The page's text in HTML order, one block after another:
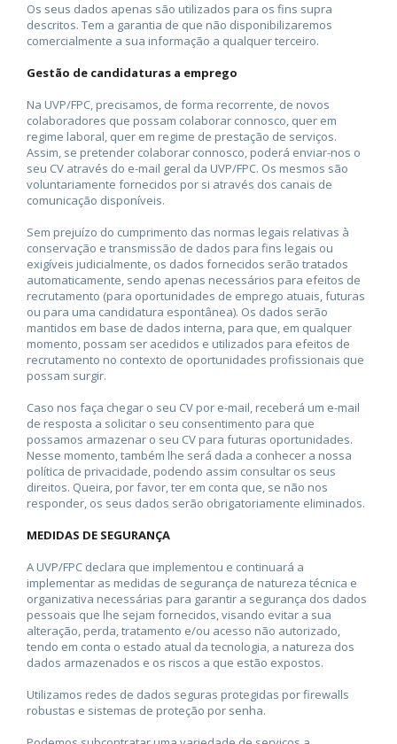
Os seus dados apenas são utilizados para os fins supra
descritos. Tem a garantia de que não disponibilizaremos
comercialmente a sua informação a qualquer terceiro.
Gestão de candidaturas a emprego
Na UVP/FPC, precisamos, de forma recorrente, de novos
colaboradores que possam colaborar connosco, quer em
regime laboral, quer em regime de prestação de serviços.
Assim, se pretender colaborar connosco, poderá enviar-nos o
seu CV através do e-mail geral da UVP/FPC. Os mesmos são
voluntariamente fornecidos por si através dos canais de
comunicação disponíveis.
Sem prejuízo do cumprimento das normas legais relativas à
conservação e transmissão de dados para fins legais ou
exigíveis judicialmente, os dados fornecidos serão tratados
automaticamente, sendo apenas necessários para efeitos de
recrutamento (para oportunidades de emprego atuais, futuras
ou para uma candidatura espontânea). Os dados serão
mantidos em base de dados interna, para que, em qualquer
momento, possam ser acedidos e utilizados para efeitos de
recrutamento no contexto de oportunidades profissionais que
possam surgir.
Caso nos faça chegar o seu CV por e-mail, receberá um e-mail
de resposta a solicitar o seu consentimento para que
possamos armazenar o seu CV para futuras oportunidades.
Nesse momento, também lhe será dada a conhecer a nossa
política de privacidade, podendo assim consultar os seus
direitos. Queira, por favor, ter em conta que, se não nos
responder, os seus dados serão obrigatoriamente eliminados.
MEDIDAS DE SEGURANÇA
A UVP/FPC declara que implementou e continuará a
implementar as medidas de segurança de natureza técnica e
organizativa necessárias para garantir a segurança dos dados
pessoais que lhe sejam fornecidos, visando evitar a sua
alteração, perda, tratamento e/ou acesso não autorizado,
tendo em conta o estado atual da tecnologia, a natureza dos
dados armazenados e os riscos a que estão expostos.
Utilizamos redes de dados seguras protegidas por firewalls
robustas e sistemas de proteção por senha.